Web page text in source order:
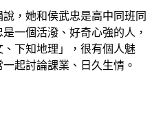
一個活潑、好奇心強的人，
下知地理」，很有個人魅
起討論課業、日久生情。